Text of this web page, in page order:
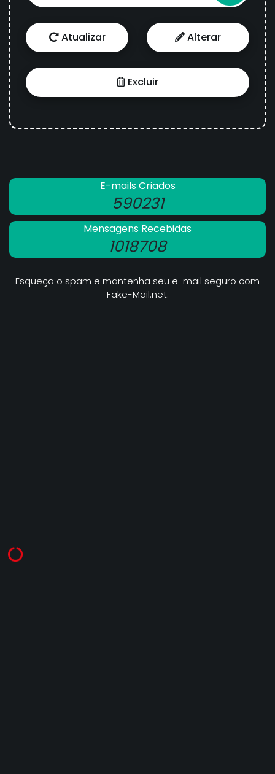
Atualizar Alterar
Excluir
E-mails Criados
590231
Mensagens Recebidas
1018708
Esqueça o spam e mantenha seu e-mail seguro com
Fake-Mail.net.